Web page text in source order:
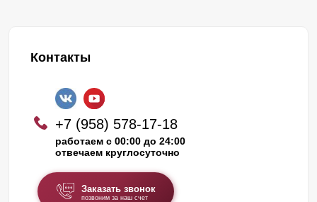
Контакты
+7 (958) 578-17-18
работаем с 00:00 до 24:00
отвечаем круглосуточно
Заказать звонок
позвоним за наш счет